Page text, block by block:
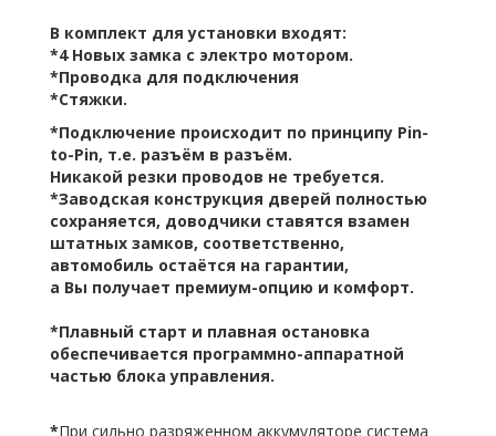
В комплект для установки входят:
*4 Новых замка с электро мотором.
*Проводка для подключения
*Стяжки.
*Подключение происходит по принципу Pin-
to-Pin, т.е. разъём в разъём.
Никакой резки проводов не требуется.
*Заводская конструкция дверей полностью
сохраняется, доводчики ставятся взамен
штатных замков, соответственно,
автомобиль остаётся на гарантии,
а Вы получает премиум-опцию и комфорт.
*Плавный старт и плавная остановка
обеспечивается программно-аппаратной
частью блока управления.
*При сильно разряженном аккумуляторе система